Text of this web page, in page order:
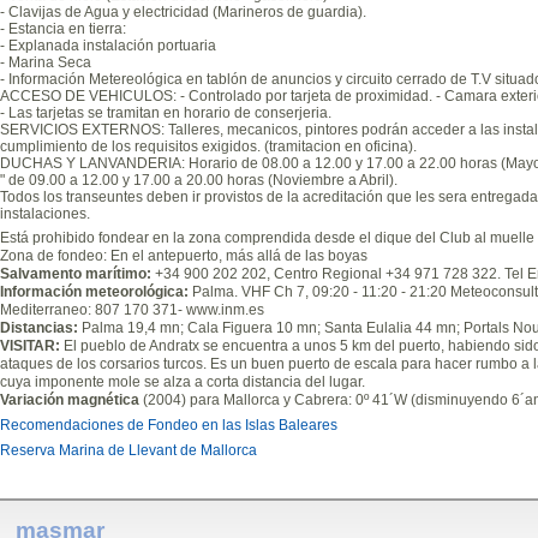
- Clavijas de Agua y electricidad (Marineros de guardia).
- Estancia en tierra:
- Explanada instalación portuaria
- Marina Seca
- Información Metereológica en tablón de anuncios y circuito cerrado de T.V
ACCESO DE VEHICULOS: - Controlado por tarjeta de proximidad. - Camara
- Las tarjetas se tramitan en horario de conserjeria.
SERVICIOS EXTERNOS: Talleres, mecanicos, pintores podrán acceder a las
cumplimiento de los requisitos exigidos. (tramitacion en oficina).
DUCHAS Y LANVANDERIA: Horario de 08.00 a 12.00 y 17.00 a 22.00 horas
" de 09.00 a 12.00 y 17.00 a 20.00 horas (Noviembre a Abril).
Todos los transeuntes deben ir provistos de la acreditación que les sera
instalaciones.
Está prohibido fondear en la zona comprendida desde el dique del Club al muelle
Zona de fondeo: En el antepuerto, más allá de las boyas
Salvamento marítimo: +34 900 202 202, Centro Regional +34 971 728 322. Tel
Información meteorológica: Palma. VHF Ch 7, 09:20 - 11:20 - 21:20
Mediterraneo: 807 170 371- www.inm.es
Distancias: Palma 19,4 mn; Cala Figuera 10 mn; Santa Eulalia 44 mn; Portals
VISITAR: El pueblo de Andratx se encuentra a unos 5 km del puerto, habiendo
ataques de los corsarios turcos. Es un buen puerto de escala para hacer rumbo
cuya imponente mole se alza a corta distancia del lugar.
Variación magnética (2004) para Mallorca y Cabrera: 0º 41´W (disminuyendo
Recomendaciones de Fondeo en las Islas Baleares
Reserva Marina de Llevant de Mallorca
masmar